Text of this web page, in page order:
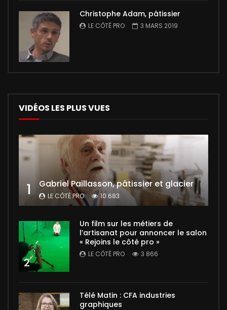
Christophe Adam, pâtissier
LE CÔTÉ PRO 3 MARS 2019
VIDÉOS LES PLUS VUES
1 Gabriel Paillasson, pâtissier et glacier
LE CÔTÉ PRO 10 683
2
Un film sur les métiers de
l’artisanat pour annoncer le salon
« Rejoins le côté pro »
LE CÔTÉ PRO 3 866
Télé Matin : CFA industries
graphiques